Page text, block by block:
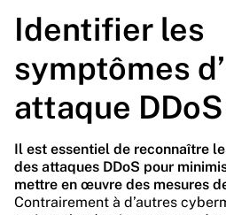
Identifier les
symptômes
attaque DDoS
Il est essentiel de reconnaître
des attaques DDoS pour
mettre en œuvre des mesures
Contrairement à d’autres